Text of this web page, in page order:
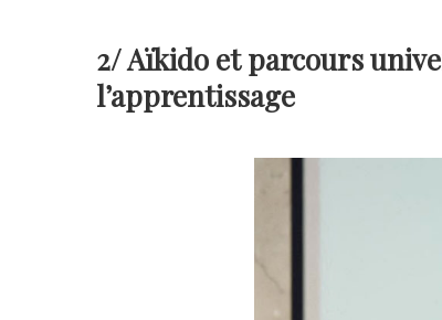
2/ Aïkido et parcours
l’apprentissage